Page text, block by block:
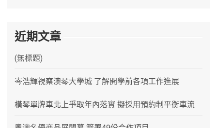
近期文章
(無標題)
岑浩輝視察澳琴大學城 了解開學前各項工作進展
橫琴單牌車北上爭取年內落實 擬採用預約制平衡車流